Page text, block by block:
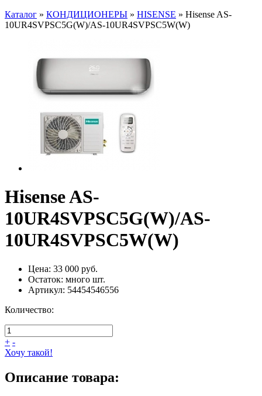
Каталог » КОНДИЦИОНЕРЫ » HISENSE » Hisense AS-
10UR4SVPSC5G(W)/AS-10UR4SVPSC5W(W)
Hisense AS-
10UR4SVPSC5G(W)/AS-
10UR4SVPSC5W(W)
Цена: 33 000 руб.
Остаток: много шт.
Артикул: 54454546556
Количество:
+ -
Хочу такой!
Описание товара: